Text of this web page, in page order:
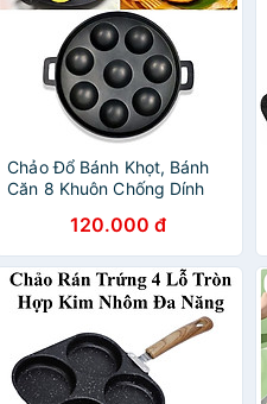
Chảo Đổ Bánh Khọt, Bánh
Căn 8 Khuôn Chống Dính
120.000 đ